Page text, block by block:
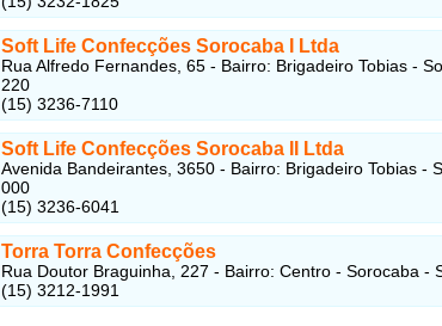
Soft Life Confecções Sorocaba I Ltda
Rua Alfredo Fernandes, 65 - Bairro: Brigadeiro Tobias -
220
(15) 3236-7110
Soft Life Confecções Sorocaba II Ltda
Avenida Bandeirantes, 3650 - Bairro: Brigadeiro Tobias -
000
(15) 3236-6041
Torra Torra Confecções
Rua Doutor Braguinha, 227 - Bairro: Centro - Sorocaba -
(15) 3212-1991